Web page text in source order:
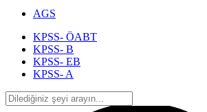
AGS
KPSS- ÖABT
KPSS- B
KPSS- EB
KPSS- A